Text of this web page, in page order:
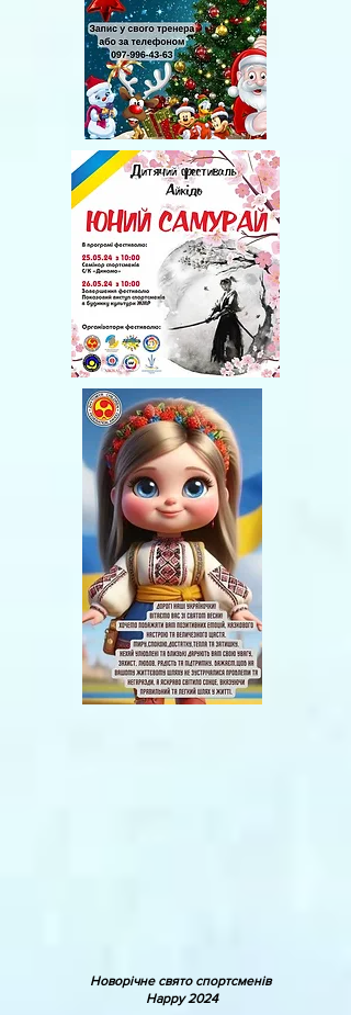
Новорічне свято спортсменів
Happy 2024